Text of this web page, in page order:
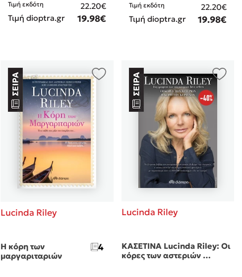
Τιμή εκδότη
22.20€
Τιμή dioptra.gr
19.98€
Τιμή εκδότη
22.20€
Τιμή dioptra.gr
19.98€
Lucinda Riley
Η κόρη των
μαργαριταριών
4
Lucinda Riley
ΚΑΣΕΤΙΝΑ Lucinda Riley: Οι
κόρες των αστεριών …